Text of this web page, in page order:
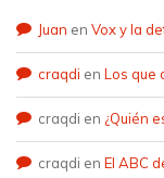
Juan en Vox y la
craqdi en Los que
craqdi en ¿Quién
craqdi en El ABC